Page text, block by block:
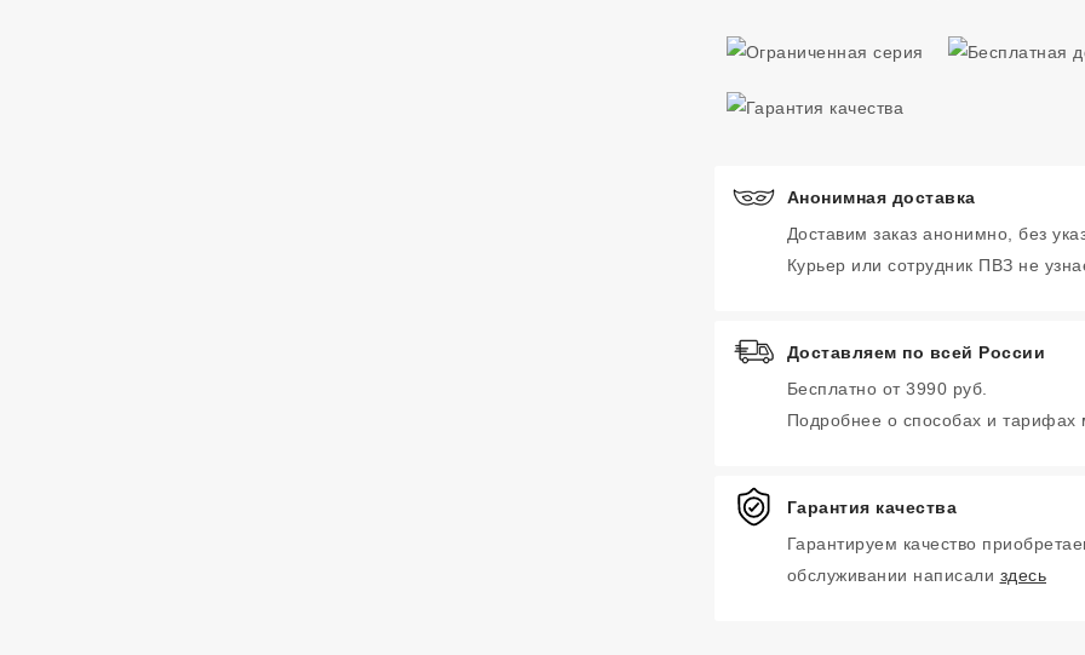
Анонимная доставка
Доставим заказ анонимно, без
Курьер или сотрудник ПВЗ не
Доставляем по всей России
Бесплатно от 3990 руб.
Подробнее о способах и тарифах
Гарантия качества
Гарантируем качество
обслуживании написали здесь